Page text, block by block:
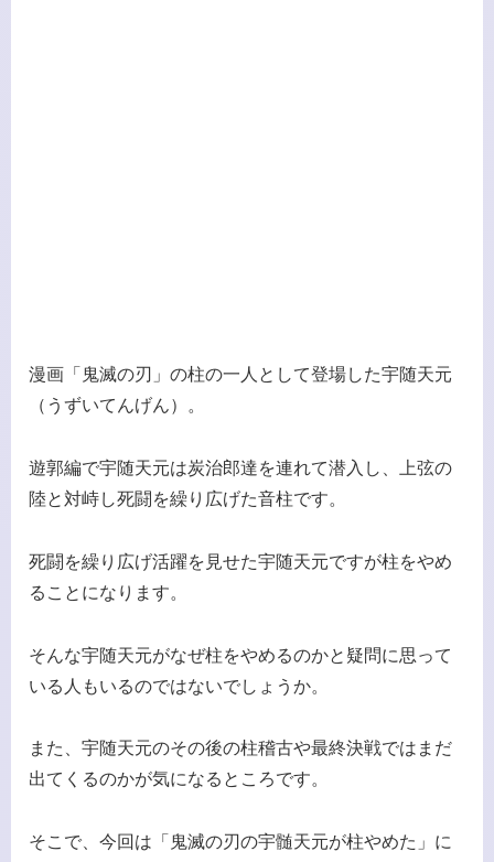
漫画「鬼滅の刃」の柱の一人として登場した宇随天元
（うずいてんげん）。
遊郭編で宇随天元は炭治郎達を連れて潜入し、上弦の
陸と対峙し死闘を繰り広げた音柱です。
死闘を繰り広げ活躍を見せた宇随天元ですが柱をやめ
ることになります。
そんな宇随天元がなぜ柱をやめるのかと疑問に思って
いる人もいるのではないでしょうか。
また、宇随天元のその後の柱稽古や最終決戦ではまだ
出てくるのかが気になるところです。
そこで、今回は「鬼滅の刃の宇髄天元が柱やめた」に